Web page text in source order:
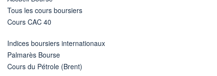
Tous les cours boursiers
Cours CAC 40
Indices boursiers internationaux
Palmarès Bourse
Cours du Pétrole (Brent)